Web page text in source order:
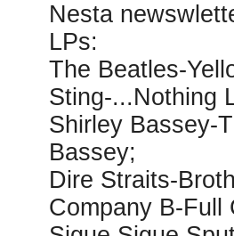
Nesta
LPs:
The Beatles-
Sting-...Nothing
Shirley Bassey-
Bassey;
Dire Straits-
Company B-Full